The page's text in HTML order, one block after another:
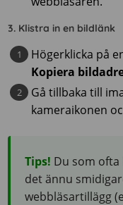
3. Klistra in en bildlänk
Högerklicka på
Kopiera
Gå tillbaka till
kameraikonen
Tips! Du som
det ännu
webbläsartillägg